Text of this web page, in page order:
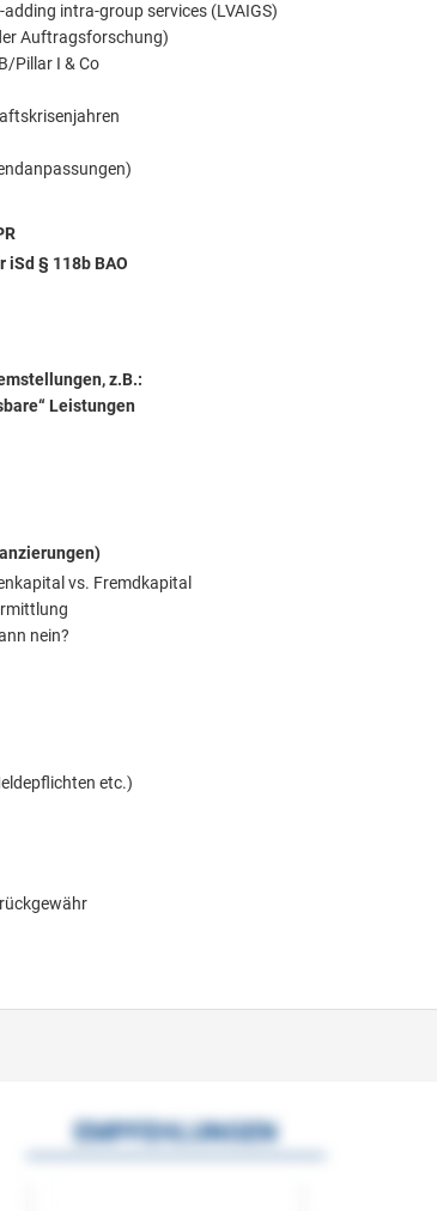
intra-group services (LVAIGS)
Auftragsforschung)
Pillar I & Co
§ 118b BAO
z.B.:
Leistungen
vs. Fremdkapital
nein?
etc.)
EMPFEHLUNGEN